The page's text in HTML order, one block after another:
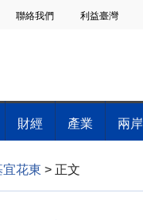
聯絡我們 利益臺灣
財經 產業 兩岸
宜花東 > 正文